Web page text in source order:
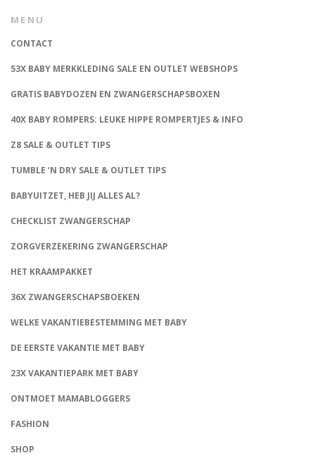
MENU
CONTACT
53X BABY MERKKLEDING SALE EN OUTLET WEBSHOPS
GRATIS BABYDOZEN EN ZWANGERSCHAPSBOXEN
40X BABY ROMPERS: LEUKE HIPPE ROMPERTJES & INFO
Z8 SALE & OUTLET TIPS
TUMBLE ‘N DRY SALE & OUTLET TIPS
BABYUITZET, HEB JIJ ALLES AL?
CHECKLIST ZWANGERSCHAP
ZORGVERZEKERING ZWANGERSCHAP
HET KRAAMPAKKET
36X ZWANGERSCHAPSBOEKEN
WELKE VAKANTIEBESTEMMING MET BABY
DE EERSTE VAKANTIE MET BABY
23X VAKANTIEPARK MET BABY
ONTMOET MAMABLOGGERS
FASHION
SHOP